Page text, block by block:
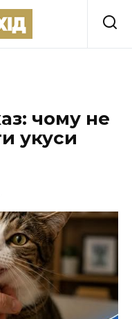
чому не
укуси